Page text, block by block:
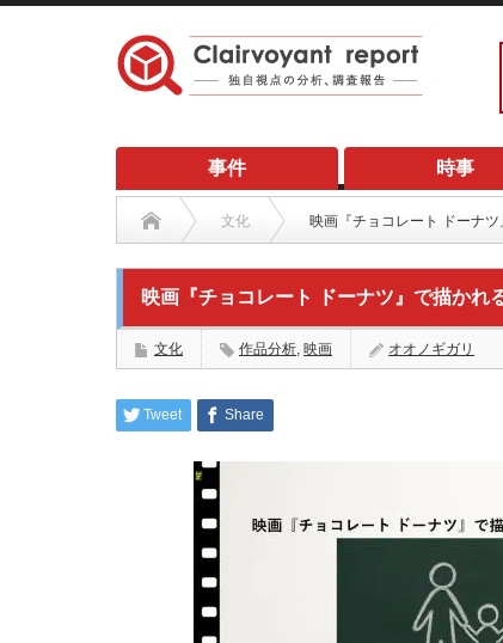
事件 時事
文化 映画『チョコレート ドーナ
映画『チョコレート ドーナツ』で描かれ
文化 作品分析, 映画 オオノギガリ
Tweet Share